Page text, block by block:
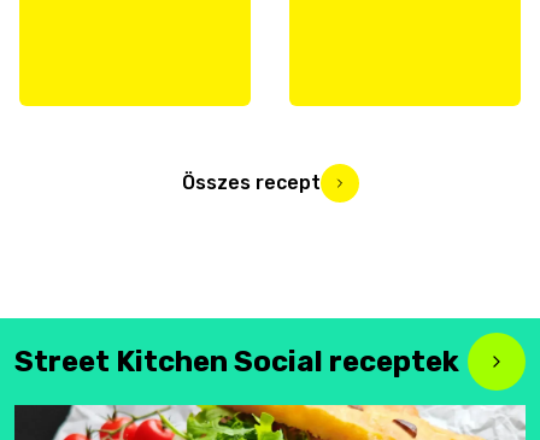
Összes recept
Street Kitchen Social receptek